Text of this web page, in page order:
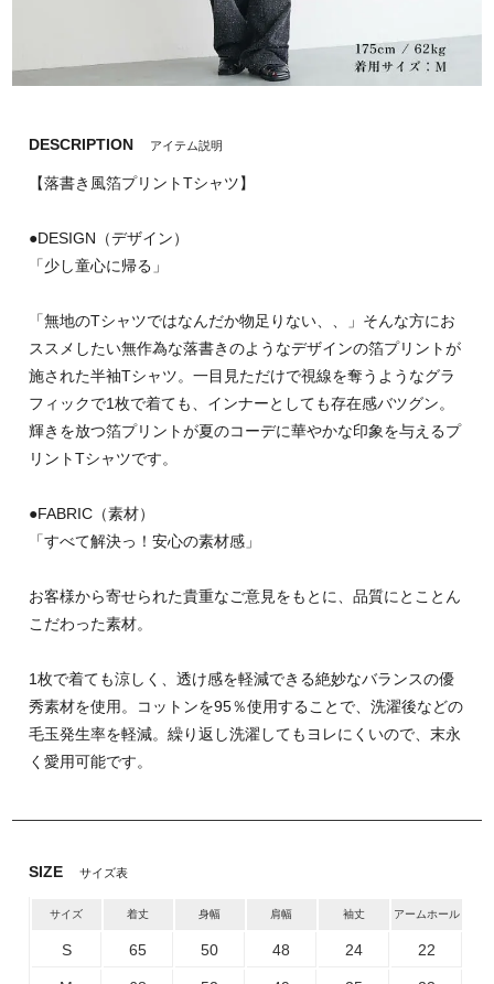
DESCRIPTION アイテム説明
【落書き風箔プリントTシャツ】
●DESIGN（デザイン）
「少し童心に帰る」
「無地のTシャツではなんだか物足りない、、」そんな方にお
ススメしたい無作為な落書きのようなデザインの箔プリントが
施された半袖Tシャツ。一目見ただけで視線を奪うようなグラ
フィックで1枚で着ても、インナーとしても存在感バツグン。
輝きを放つ箔プリントが夏のコーデに華やかな印象を与えるプ
リントTシャツです。
●FABRIC（素材）
「すべて解決っ！安心の素材感」
お客様から寄せられた貴重なご意見をもとに、品質にとことん
こだわった素材。
1枚で着ても涼しく、透け感を軽減できる絶妙なバランスの優
秀素材を使用。コットンを95％使用することで、洗濯後などの
毛玉発生率を軽減。繰り返し洗濯してもヨレにくいので、末永
く愛用可能です。
SIZE サイズ表
サイズ 着丈 身幅 肩幅 袖丈 アームホール
S 65 50 48 24 22